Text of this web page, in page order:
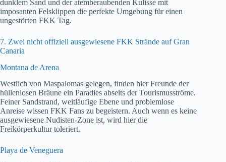
dunklem Sand und der atemberaubenden Kulisse mit
imposanten Felsklippen die perfekte Umgebung für einen
ungestörten FKK Tag.
7. Zwei nicht offiziell ausgewiesene FKK Strände auf Gran
Canaria
Montana de Arena
Westlich von Maspalomas gelegen, finden hier Freunde der
hüllenlosen Bräune ein Paradies abseits der Tourismusströme.
Feiner Sandstrand, weitläufige Ebene und problemlose
Anreise wissen FKK Fans zu begeistern. Auch wenn es keine
ausgewiesene Nudisten-Zone ist, wird hier die
Freikörperkultur toleriert.
Playa de Veneguera